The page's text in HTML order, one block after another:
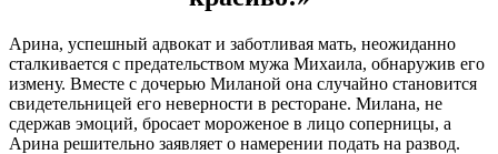
Арина, успешный адвокат и заботливая мать, неожиданно
сталкивается с предательством мужа Михаила, обнаружив его
измену. Вместе с дочерью Миланой она случайно становится
свидетельницей его неверности в ресторане. Милана, не
сдержав эмоций, бросает мороженое в лицо соперницы, а
Арина решительно заявляет о намерении подать на развод.